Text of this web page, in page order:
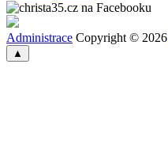
Administrace Copyright © 2026
▲